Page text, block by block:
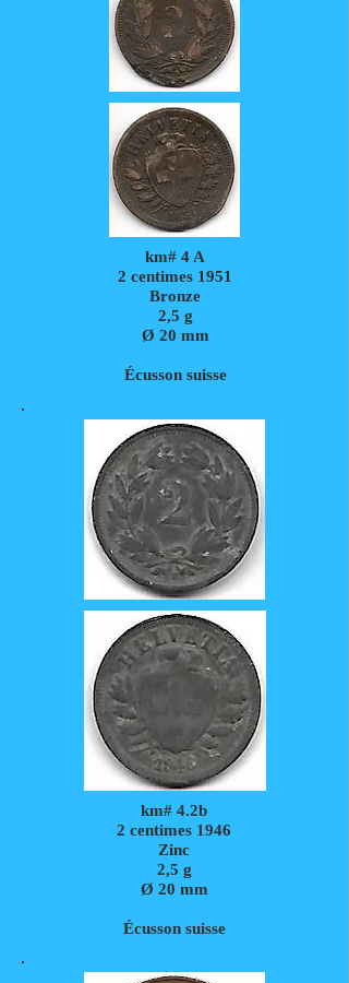
km# 4 A
2 centimes 1951
Bronze
2,5 g
Ø 20 mm
Écusson suisse
km# 4.2b
2 centimes 1946
Zinc
2,5 g
Ø 20 mm
Écusson suisse